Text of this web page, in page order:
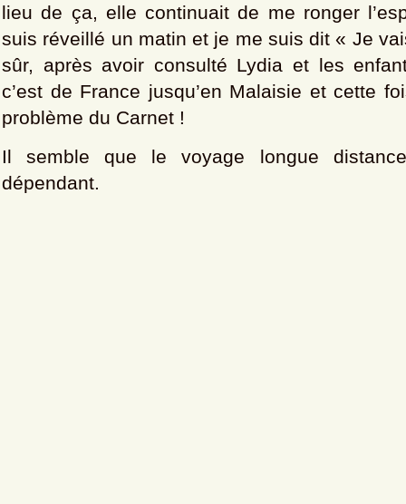
lieu de ça, elle continuait de me ronger
suis réveillé un matin et je me suis dit « Je
sûr, après avoir consulté Lydia et les
c’est de France jusqu’en Malaisie et cette
problème du Carnet !
Il semble que le voyage longue
dépendant.